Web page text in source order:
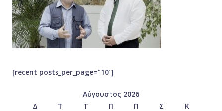
[recent posts_per_page=”10″]
Αύγουστος 2026
Δ
Τ Τ Π Π Σ
Κ